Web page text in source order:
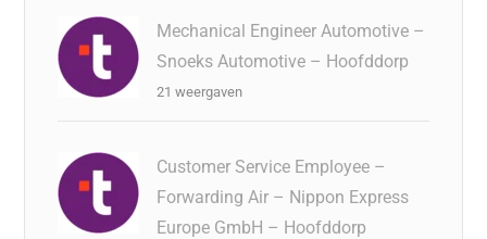
Mechanical Engineer Automotive –
Snoeks Automotive – Hoofddorp
21 weergaven
Customer Service Employee –
Forwarding Air – Nippon Express
Europe GmbH – Hoofddorp